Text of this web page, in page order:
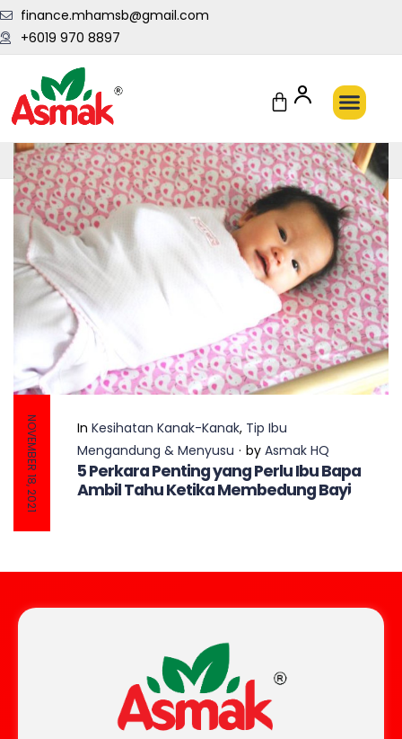
+6019 970 8897
finance.mhamsb@gmail.com
Penghantaran Pantas Setiap Hari
NOVEMBER 18, 2021 In Kesihatan Kanak-Kanak, Tip Ibu
Mengandung & Menyusu
by Asmak HQ
5 Perkara Penting yang Perlu Ibu Bapa
Ambil Tahu Ketika Membedung Bayi